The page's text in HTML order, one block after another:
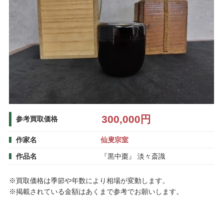
参考買取価格 300,000円
作家名 仙叟宗室
作品名 『黒中棗』 淡々斎識
※買取価格は季節や年数により相場が変動します。
※掲載されている金額はあくまで参考でお願いします。